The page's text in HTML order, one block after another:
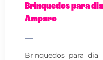
Brinquedos para
Amparo
Brinquedos para dia